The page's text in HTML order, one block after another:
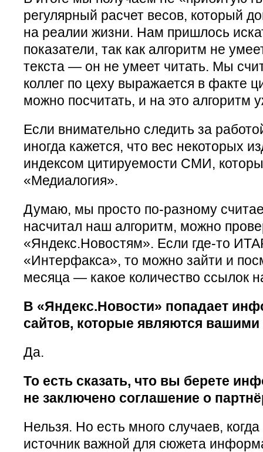
регулярный расчет весов, который
на реалии жизни. Нам пришлось
показатели, так как алгоритм не
текста — он не умеет читать. Мы
коллег по цеху выражается в факте
можно посчитать, и на это алгоритм
Если внимательно следить за
иногда кажется, что вес некоторых
индексом цитируемости СМИ,
«Медиалогия».
Думаю, мы просто по-разному
насчитал наш алгоритм, можно
«Яндекс.Новостям». Если где-то
«Интерфакса», то можно зайти и
месяца — какое количество ссылок
В «Яндекс.Новости» попадает
сайтов, которые являются
Да.
То есть сказать, что вы берете
не заключено соглашение о
Нельзя. Но есть много случаев,
источник важной для сюжета